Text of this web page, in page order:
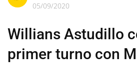
05/09/2020
Willians Astudillo
primer turno con